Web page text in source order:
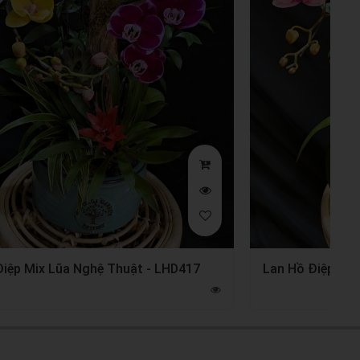
Mix Lũa Nghệ Thuật - LHD417 Lan Hồ Điệp